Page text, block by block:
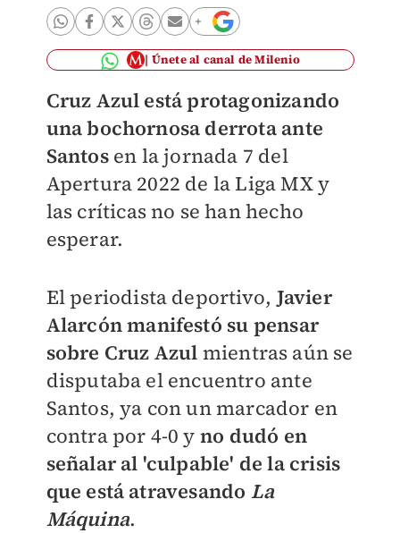
Únete al canal de Milenio
Cruz Azul está protagonizando
una bochornosa derrota ante
Santosen la jornada 7 del
Apertura 2022 de la Liga MX y
las críticas no se han hecho
esperar.
El periodista deportivo, Javier
Alarcón manifestó su pensar
sobre Cruz Azul mientras aún se
disputaba el encuentro ante
Santos, ya con un marcador en
contra por 4-0 y no dudó en
señalar al 'culpable' de la crisis
que está atravesando La
Máquina.